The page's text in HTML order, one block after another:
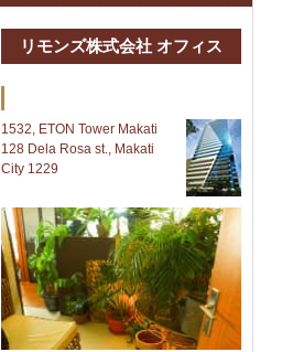
リモンズ株式会社 オフィス
1532, ETON Tower Makati
128 Dela Rosa st., Makati
City 1229